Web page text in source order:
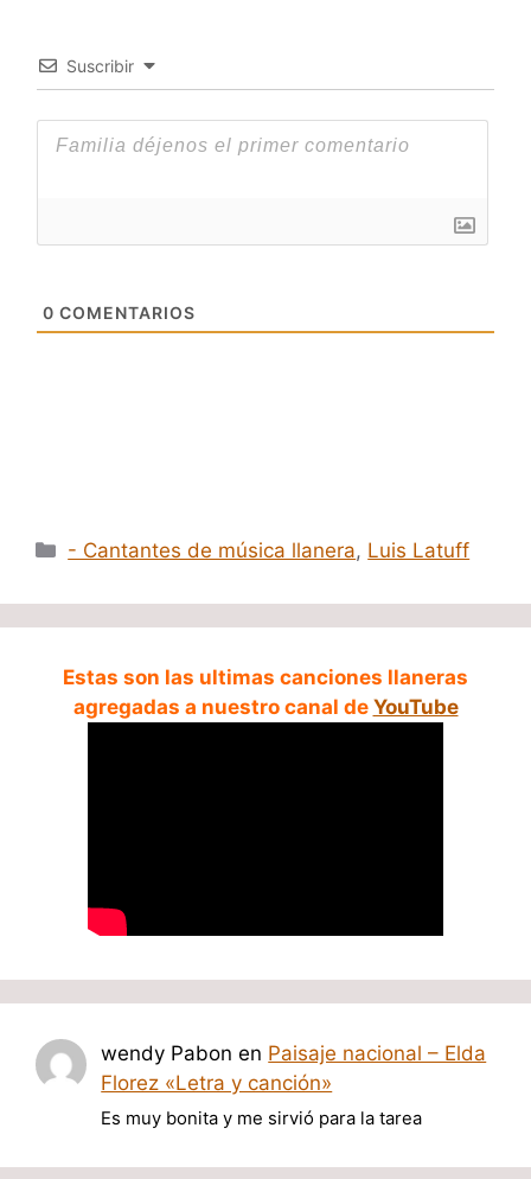
Suscribir
0 COMENTARIOS
Categorías
- Cantantes de música llanera, Luis Latuff
Estas son las ultimas canciones llaneras
agregadas a nuestro canal de YouTube
wendy Pabon en Paisaje nacional – Elda
Florez «Letra y canción»
Es muy bonita y me sirvió para la tarea